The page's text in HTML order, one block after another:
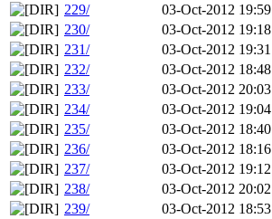
229/
03-Oct-2012 19:59
230/
03-Oct-2012 19:18
231/
03-Oct-2012 19:31
232/
03-Oct-2012 18:48
233/
03-Oct-2012 20:03
234/
03-Oct-2012 19:04
235/
03-Oct-2012 18:40
236/
03-Oct-2012 18:16
237/
03-Oct-2012 19:12
238/
03-Oct-2012 20:02
239/
03-Oct-2012 18:53